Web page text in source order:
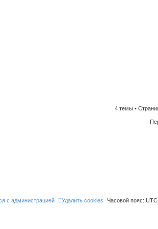
4 темы •
Часовой пояс:
Удалить cookies
с администрацией